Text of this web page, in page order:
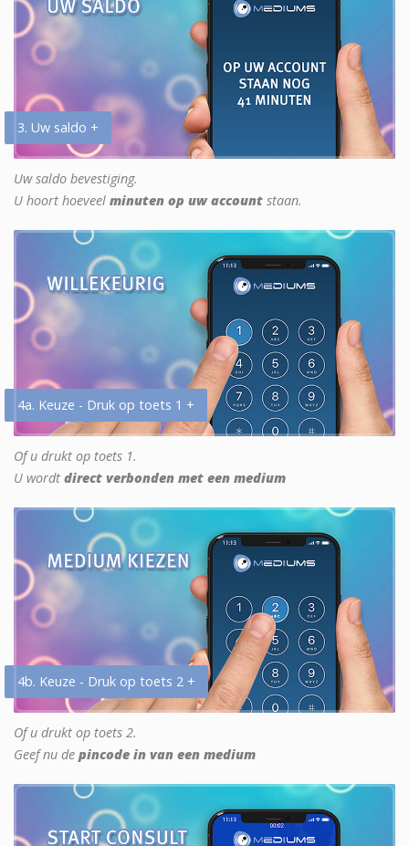
3. Uw saldo +
Uw saldo bevestiging.
U hoort hoeveel minuten op uw account staan.
4a. Keuze - Druk op toets 1 +
Of u drukt op toets 1.
U wordt direct verbonden met een medium
4b. Keuze - Druk op toets 2 +
Of u drukt op toets 2.
Geef nu de pincode in van een medium